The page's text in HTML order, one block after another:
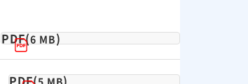
PDF(6 MB)
PDF(5 MB)